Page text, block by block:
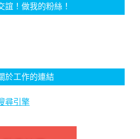
誼！做我的粉絲！
於工作的連結
尋引擎